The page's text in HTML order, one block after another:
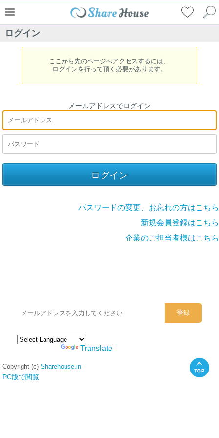
ログイン
ここから先のページへアクセスするには、
ログインを行って頂く必要があります。
メールアドレスでログイン
パスワードの変更、お忘れの方はこちら
新規会員登録はこちら
企業のご担当者様はこちら
Translate
Copyright (c) Sharehouse.in
PC版で閲覧